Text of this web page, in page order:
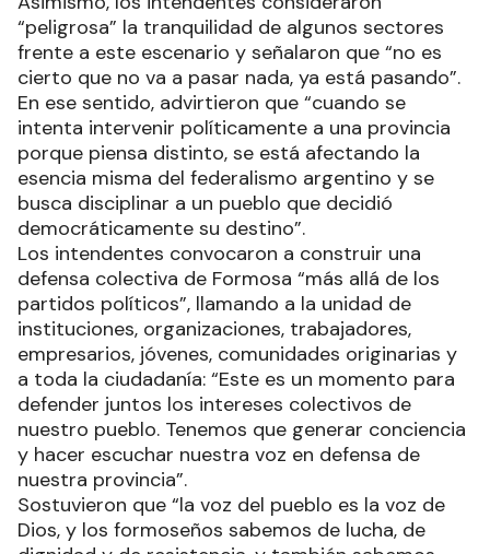
“peligrosa” la tranquilidad de algunos sectores
frente a este escenario y señalaron que “no es
cierto que no va a pasar nada, ya está pasando”.
En ese sentido, advirtieron que “cuando se
intenta intervenir políticamente a una provincia
porque piensa distinto, se está afectando la
esencia misma del federalismo argentino y se
busca disciplinar a un pueblo que decidió
democráticamente su destino”.
Los intendentes convocaron a construir una
defensa colectiva de Formosa “más allá de los
partidos políticos”, llamando a la unidad de
instituciones, organizaciones, trabajadores,
empresarios, jóvenes, comunidades originarias y
a toda la ciudadanía: “Este es un momento para
defender juntos los intereses colectivos de
nuestro pueblo. Tenemos que generar conciencia
y hacer escuchar nuestra voz en defensa de
nuestra provincia”.
Sostuvieron que “la voz del pueblo es la voz de
Dios, y los formoseños sabemos de lucha, de